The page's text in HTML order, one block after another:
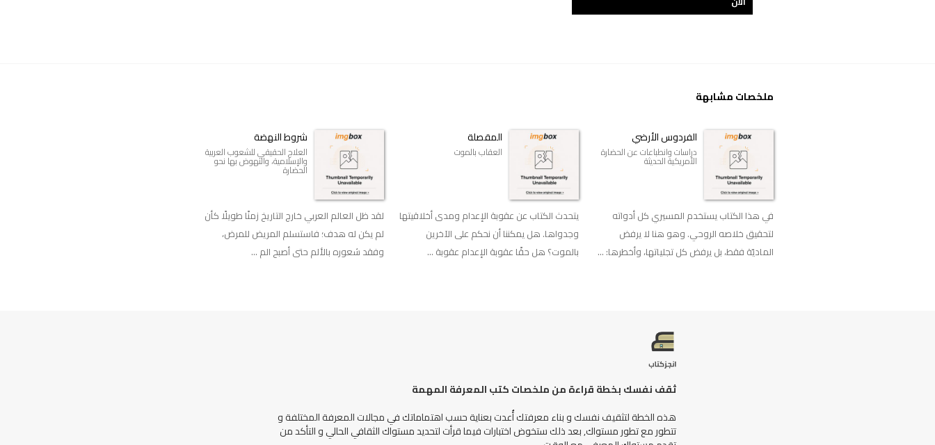
ملخصات مشابهة
الفردوس الأرضي
دراسات وانطباعات عن الحضارة
الأمريكية الحديثة
في هذا الكتاب يستخدم المسيري كل أدواته
لتحقيق خلاصه الروحي. وهو هنا لا يرفض
الماديّة فقط، بل يرفض كل تجلياتها، وأخطرها: ...
المقصلة
العقاب بالموت
يتحدث الكتاب عن عقوبة الإعدام ومدى أخلاقيتها
وجدواها. هل يمكننا أن نحكم على الآخرين
بالموت؟ هل حقًا عقوبة الإعدام عقوبة ...
شروط النهضة
العلاج الحقيقي للشعوب العربية
والإسلامية، والنهوض بها نحو
الحضارة
لقد ظل العالم العربي خارج التاريخ زمنًا طويلًا كأن
لم يكن له هدف؛ فاستسلم المريض للمرض،
وفقد شعوره بالألم حتى أصبح الم ...
ثقف نفسك بخطة قراءة من ملخصات كتب المعرفة المهمة
هذه الخطة لتثقيف نفسك و بناء معرفتك أُعدت بعناية حسب اهتماماتك في مجالات المعرفة المختلفة و
تتطور مع تطور مستواك, بعد ذلك ستخوض اختبارات فيما قرأت لتحديد مستواك الثقافي الحالي و التأكد من